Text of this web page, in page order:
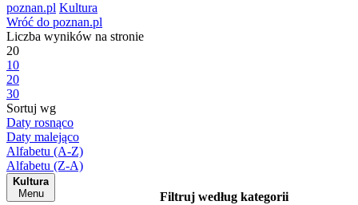
poznan.pl Kultura
Wróć do poznan.pl
Liczba wyników na stronie
20
10
20
30
Sortuj wg
Daty rosnąco
Daty malejąco
Alfabetu (A-Z)
Alfabetu (Z-A)
Kultura
Menu
Filtruj według kategorii